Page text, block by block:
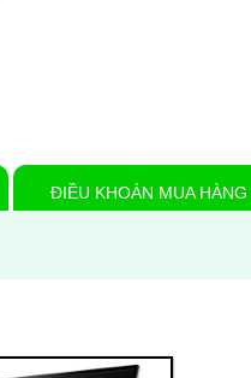
ĐIỀU KHOẢN MUA HÀNG